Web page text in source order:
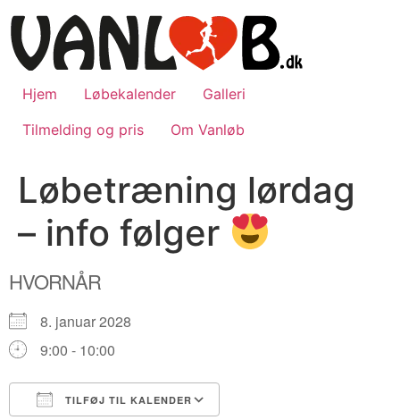
til
indhold
Hjem Løbekalender
Galleri
Tilmelding og pris
Om Vanløb
Løbetræning lørdag
– info følger
HVORNÅR
8. januar 2028
9:00 - 10:00
TILFØJ TIL KALENDER